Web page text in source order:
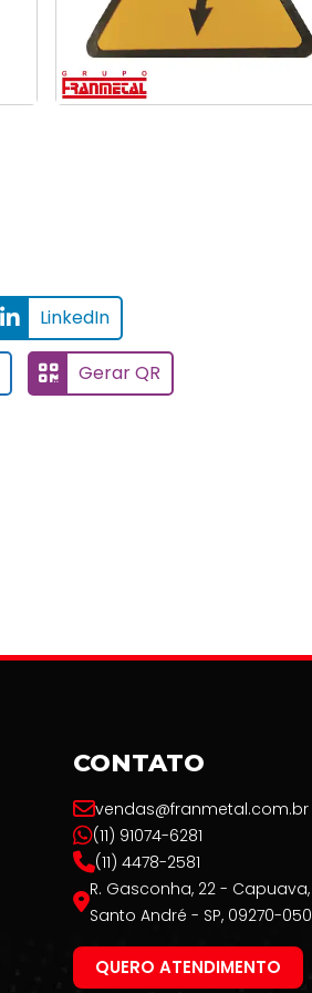
LinkedIn
Gerar QR
CONTATO
vendas@franmetal.com.br
(11) 91074-6281
(11) 4478-2581
R. Gasconha, 22 - Capuava,
Santo André - SP, 09270-050
QUERO ATENDIMENTO